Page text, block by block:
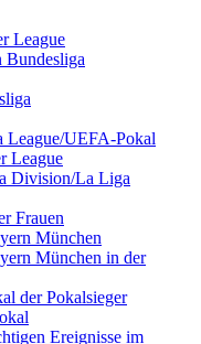
League
Bundesliga
League/UEFA-Pokal
League
Division/La Liga
Frauen
München
München in der
der Pokalsieger
Ereignisse im